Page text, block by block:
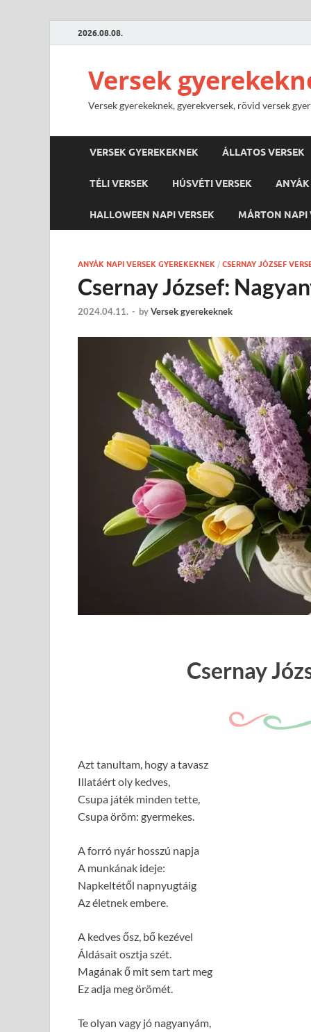
2026.08.08.
Versek
Versek gyerekeknek, gyerekversek, rövid versek
VERSEK GYEREKEKNEK ÁLLATOS VERSEK
TÉLI VERSEK HÚSVÉTI VERSEK ANYÁK
HALLOWEEN NAPI VERSEK MÁRTON NAPI
ANYÁK NAPI VERSEK GYEREKEKNEK / CSERNAY JÓZSEF
Csernay József:
2024.04.11. - byVersek gyerekeknek
Csernay
Azt tanultam, hogy a tavasz
Illatáért oly kedves,
Csupa játék minden tette,
Csupa öröm: gyermekes.
A forró nyár hosszú napja
A munkának ideje:
Napkeltétől napnyugtáig
Az életnek embere.
A kedves ősz, bő kezével
Áldásait osztja szét.
Magának ő mit sem tart meg
Ez adja meg örömét.
Te olyan vagy jó nagyanyám,